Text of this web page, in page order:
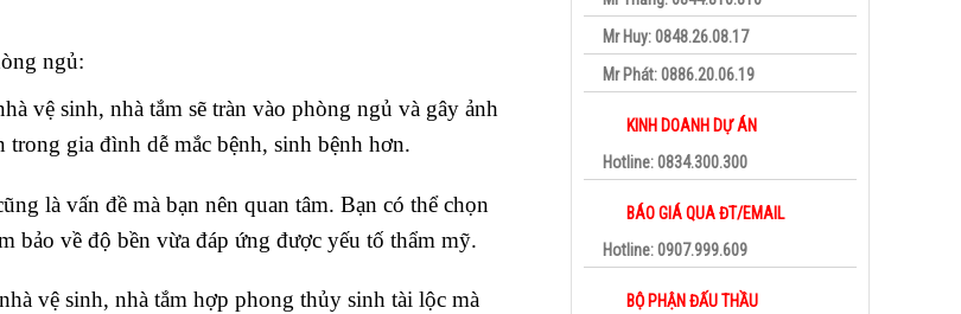
ngủ:
vệ sinh, nhà tắm sẽ tràn vào phòng ngủ và gây ảnh
gia đình dễ mắc bệnh, sinh bệnh hơn.
là vấn đề mà bạn nên quan tâm. Bạn có thể chọn
bảo về độ bền vừa đáp ứng được yếu tố thẩm mỹ.
vệ sinh, nhà tắm hợp phong thủy sinh tài lộc mà
Mr Huy: 0848.26.08.17
Mr Phát: 0886.20.06.19
KINH DOANH DỰ ÁN
Hotline: 0834.300.300
BÁO GIÁ QUA ĐT/EMAIL
Hotline: 0907.999.609
BỘ PHẬN ĐẤU THẦU